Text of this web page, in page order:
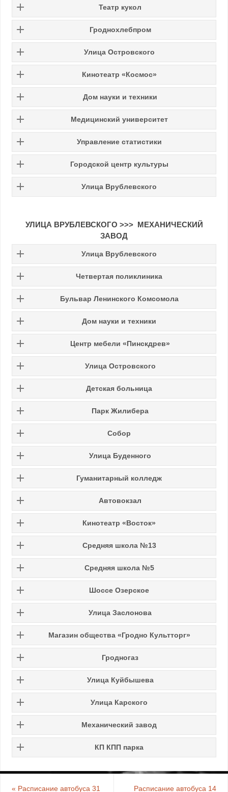
Театр кукол
Гроднохлебпром
Улица Островского
Кинотеатр «Космос»
Дом науки и техники
Медицинский университет
Управление статистики
Городской центр культуры
Улица Врублевского
УЛИЦА ВРУБЛЕВСКОГО >>> МЕХАНИЧЕСКИЙ
ЗАВОД
Улица Врублевского
Четвертая поликлиника
Бульвар Ленинского Комсомола
Дом науки и техники
Центр мебели «Пинскдрев»
Улица Островского
Детская больница
Парк Жилибера
Собор
Улица Буденного
Гуманитарный колледж
Автовокзал
Кинотеатр «Восток»
Средняя школа №13
Средняя школа №5
Шоссе Озерское
Улица Заслонова
Магазин общества «Гродно Культторг»
Гродногаз
Улица Куйбышева
Улица Карского
Механический завод
КП КПП парка
« Расписание автобуса 31 Расписание автобуса 14